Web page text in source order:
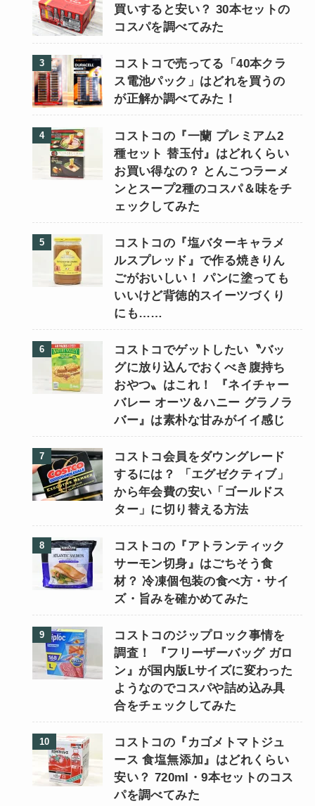
買いすると安い？ 30本セットの
コスパを調べてみた
コストコで売ってる「40本クラ
ス電池パック」はどれを買うの
が正解か調べてみた！
コストコの『一蘭 プレミアム2
種セット 替玉付』はどれくらい
お買い得なの？ とんこつラーメ
ンとスープ2種のコスパ＆味をチ
ェックしてみた
コストコの『塩バターキャラメ
ルスプレッド』で作る焼きりん
ごがおいしい！ パンに塗っても
いいけど背徳的スイーツづくり
にも……
コストコでゲットしたい〝バッ
グに放り込んでおくべき腹持ち
おやつ〟はこれ！ 『ネイチャー
バレー オーツ＆ハニー グラノラ
バー』は素朴な甘みがイイ感じ
コストコ会員をダウングレード
するには？ 「エグゼクティブ」
から年会費の安い「ゴールドス
ター」に切り替える方法
コストコの『アトランティック
サーモン切身』はごちそう食
材？ 冷凍個包装の食べ方・サイ
ズ・旨みを確かめてみた
コストコのジップロック事情を
調査！ 『フリーザーバッグ ガロ
ン』が国内版Lサイズに変わった
ようなのでコスパや詰め込み具
合をチェックしてみた
コストコの『カゴメトマトジュ
ース 食塩無添加』はどれくらい
安い？ 720ml・9本セットのコス
パを調べてみた